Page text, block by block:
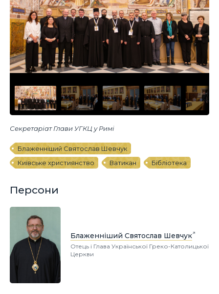
Секретаріат Глави УГКЦ у Римі
Блаженніший Святослав Шевчук
Київське християнство
Ватикан Бібліотека
Персони
Блаженніший Святослав Шевчук
Отець і Глава Української Греко-Католицької
Церкви